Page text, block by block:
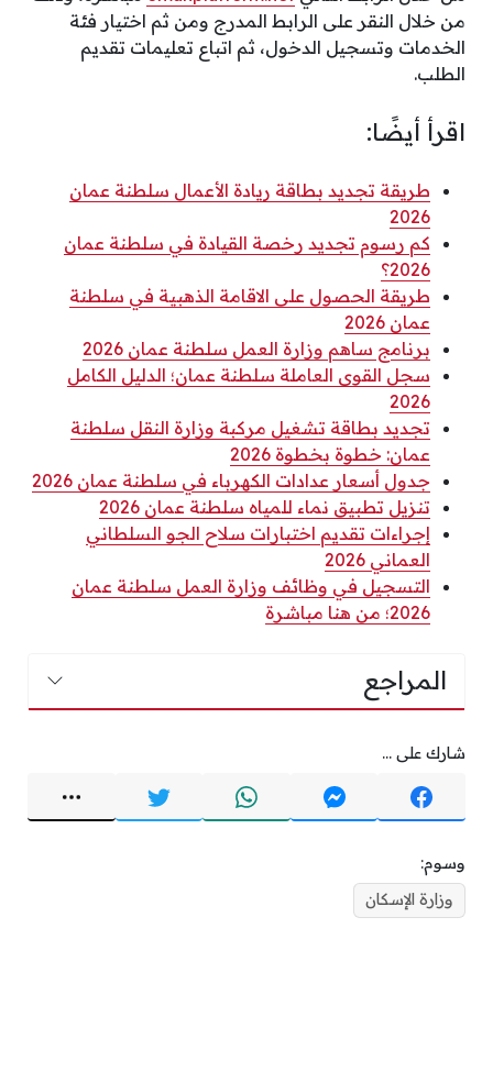
من خلال النقر على الرابط المدرج ومن ثم اختيار فئة
الخدمات وتسجيل الدخول، ثم اتباع تعليمات تقديم
الطلب.
اقرأ أيضًا:
طريقة تجديد بطاقة ريادة الأعمال سلطنة عمان
2026
كم رسوم تجديد رخصة القيادة في سلطنة عمان
2026؟
طريقة الحصول على الاقامة الذهبية في سلطنة
عمان 2026
برنامج ساهم وزارة العمل سلطنة عمان 2026
سجل القوى العاملة سلطنة عمان؛ الدليل الكامل
2026
تجديد بطاقة تشغيل مركبة وزارة النقل سلطنة
عمان: خطوة بخطوة 2026
جدول أسعار عدادات الكهرباء في سلطنة عمان 2026
تنزيل تطبيق نماء للمياه سلطنة عمان 2026
إجراءات تقديم اختبارات سلاح الجو السلطاني
العماني 2026
التسجيل في وظائف وزارة العمل سلطنة عمان
2026؛ من هنا مباشرة
المراجع
شارك على ...
وسوم:
وزارة الإسكان